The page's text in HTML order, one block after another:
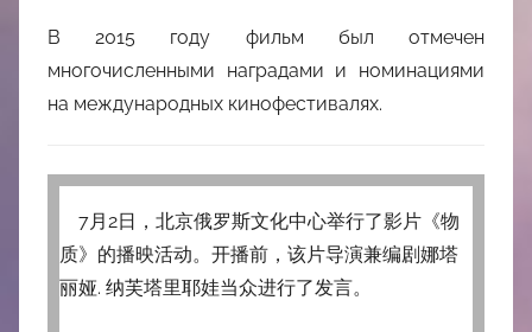
В 2015 году фильм был отмечен
многочисленными наградами и номинациями
на международных кинофестивалях.
7月2日，北京俄罗斯文化中心举行了影片《物
质》的播映活动。开播前，该片导演兼编剧娜塔
丽娅. 纳芙塔里耶娃当众进行了发言。